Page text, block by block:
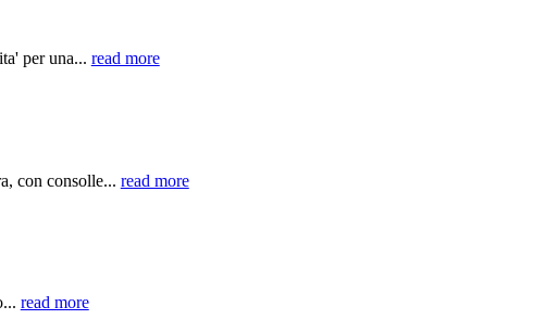
per una... read more
con consolle... read more
read more